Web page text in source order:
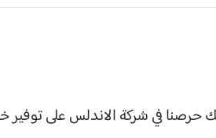
حرصنا في شركة الاندلس على